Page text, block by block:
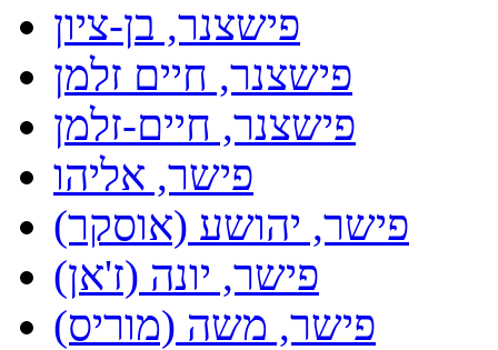
פישצנר, בן-ציון
פישצנר, חיים זלמן
פישצנר, חיים-זלמן
פישר, אליהו
פישר, יהושע (אוסקר)
פישר, יונה (ז'אן)
פישר, משה (מוריס)